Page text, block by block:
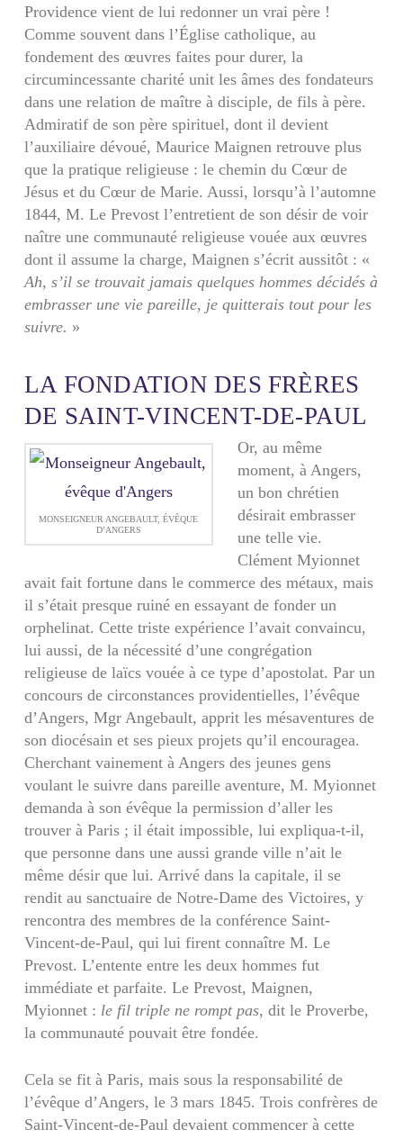
Providence vient de lui redonner un vrai père !
Comme souvent dans l’Église catholique, au
fondement des œuvres faites pour durer, la
circumincessante charité unit les âmes des fondateurs
dans une relation de maître à disciple, de fils à père.
Admiratif de son père spirituel, dont il devient
l’auxiliaire dévoué, Maurice Maignen retrouve plus
que la pratique religieuse : le chemin du Cœur de
Jésus et du Cœur de Marie. Aussi, lorsqu’à l’automne
1844, M. Le Prevost l’entretient de son désir de voir
naître une communauté religieuse vouée aux œuvres
dont il assume la charge, Maignen s’écrit aussitôt : «
Ah, s’il se trouvait jamais quelques hommes décidés à
embrasser une vie pareille, je quitterais tout pour les
suivre. »
LA FONDATION DES FRÈRES
DE SAINT-VINCENT-DE-PAUL
MONSEIGNEUR ANGEBAULT, ÉVÊQUE
D’ANGERS
Or, au même
moment, à Angers,
un bon chrétien
désirait embrasser
une telle vie.
Clément Myionnet
avait fait fortune dans le commerce des métaux, mais
il s’était presque ruiné en essayant de fonder un
orphelinat. Cette triste expérience l’avait convaincu,
lui aussi, de la nécessité d’une congrégation
religieuse de laïcs vouée à ce type d’apostolat. Par un
concours de circonstances providentielles, l’évêque
d’Angers, Mgr Angebault, apprit les mésaventures de
son diocésain et ses pieux projets qu’il encouragea.
Cherchant vainement à Angers des jeunes gens
voulant le suivre dans pareille aventure, M. Myionnet
demanda à son évêque la permission d’aller les
trouver à Paris ; il était impossible, lui expliqua-t-il,
que personne dans une aussi grande ville n’ait le
même désir que lui. Arrivé dans la capitale, il se
rendit au sanctuaire de Notre-Dame des Victoires, y
rencontra des membres de la conférence Saint-
Vincent-de-Paul, qui lui firent connaître M. Le
Prevost. L’entente entre les deux hommes fut
immédiate et parfaite. Le Prevost, Maignen,
Myionnet : le fil triple ne rompt pas, dit le Proverbe,
la communauté pouvait être fondée.
Cela se fit à Paris, mais sous la responsabilité de
l’évêque d’Angers, le 3 mars 1845. Trois confrères de
Saint-Vincent-de-Paul devaient commencer à cette